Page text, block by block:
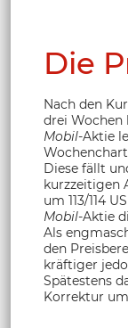
Die
Nach den
drei Wochen
Mobil-Aktie
Diese fällt
kurzzeitigen
um 113/114
Mobil-Aktie
Als
den
kräftiger
Spätestens
Korrektur